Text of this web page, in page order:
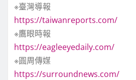
※臺灣導報
https://taiwanreports.com/
※鷹眼時報
https://eagleeyedaily.com/
※圓周傳媒
https://surroundnews.com/